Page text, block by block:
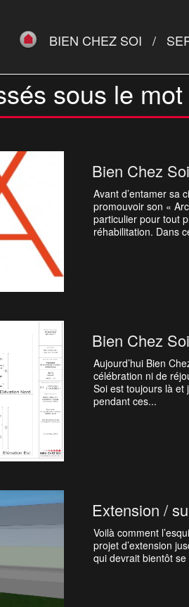
BIEN CHEZ SOI
sous le mot
Bien Chez
Avant d’entamer sa
promouvoir son «
particulier pour tout
réhabilitation. Dans
Bien Chez
Aujourd’hui Bien
célébration ni de
Soi est toujours là et
pendant ces...
Extension /
Voilà comment
projet d’extension
qui devrait bientôt